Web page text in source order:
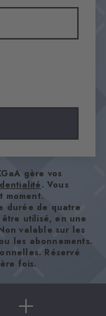
gère vos
. Vous
moment.
durée de quatre
utilisé, en une
valable sur les
les abonnements.
Réservé
fois.